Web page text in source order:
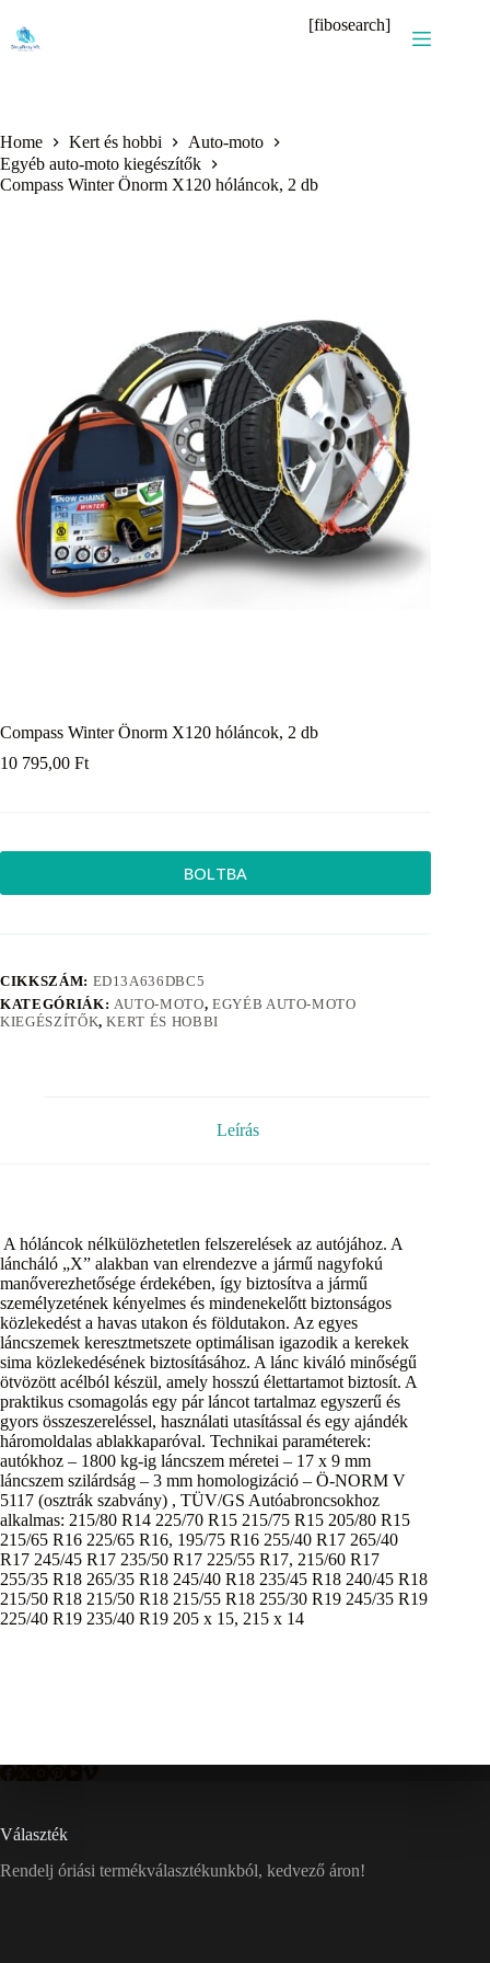
content
[fibosearch]
Home Kert és hobbi
Auto-moto
Egyéb auto-moto kiegészítők
Compass Winter Önorm X120 hóláncok, 2 db
Compass Winter Önorm X120 hóláncok, 2 db
10 795,00 Ft
BOLTBA
CIKKSZÁM: ED13A636DBC5
KATEGÓRIÁK: AUTO-MOTO, EGYÉB AUTO-MOTO
KIEGÉSZÍTŐK,KERT ÉS HOBBI
Leírás
A hóláncok nélkülözhetetlen felszerelések az autójához. A
láncháló „X” alakban van elrendezve a jármű nagyfokú
manőverezhetősége érdekében, így biztosítva a jármű
személyzetének kényelmes és mindenekelőtt biztonságos
közlekedést a havas utakon és földutakon. Az egyes
láncszemek keresztmetszete optimálisan igazodik a kerekek
sima közlekedésének biztosításához. A lánc kiváló minőségű
ötvözött acélból készül, amely hosszú élettartamot biztosít. A
praktikus csomagolás egy pár láncot tartalmaz egyszerű és
gyors összeszereléssel, használati utasítással és egy ajándék
háromoldalas ablakkaparóval. Technikai paraméterek:
autókhoz – 1800 kg-ig láncszem méretei – 17 x 9 mm
láncszem szilárdság – 3 mm homologizáció – Ö-NORM V
5117 (osztrák szabvány) , TÜV/GS Autóabroncsokhoz
alkalmas: 215/80 R14 225/70 R15 215/75 R15 205/80 R15
215/65 R16 225/65 R16, 195/75 R16 255/40 R17 265/40
R17 245/45 R17 235/50 R17 225/55 R17, 215/60 R17
255/35 R18 265/35 R18 245/40 R18 235/45 R18 240/45 R18
215/50 R18 215/50 R18 215/55 R18 255/30 R19 245/35 R19
225/40 R19 235/40 R19 205 x 15, 215 x 14
Választék
Rendelj óriási termékválasztékunkból, kedvező áron!